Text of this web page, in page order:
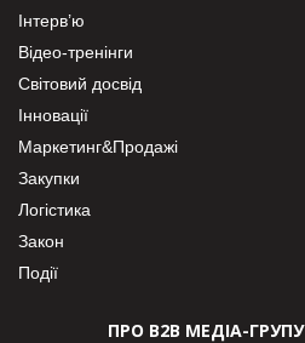
Інтерв’ю
Відео-тренінги
Світовий досвід
Інновації
Маркетинг&Продажі
Закупки
Логістика
Закон
Події
ПРО В2В МЕДІА-ГРУПУ